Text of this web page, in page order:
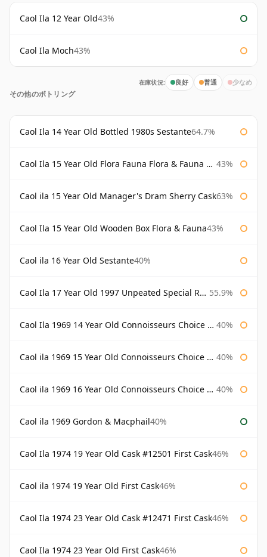
Caol Ila 12 Year Old43%
Caol Ila Moch43%
在庫状況: 良好 普通 少なめ
その他のボトリング
Caol Ila 14 Year Old Bottled 1980s Sestante64.7%
Caol Ila 15 Year Old Flora Fauna Flora & Fauna Flora 43%
Caol ila 15 Year Old Manager's Dram Sherry Cask63%
Caol Ila 15 Year Old Wooden Box Flora & Fauna43%
Caol ila 16 Year Old Sestante40%
Caol Ila 17 Year Old 1997 Unpeated Special Release 2015 55.9%
Caol Ila 1969 14 Year Old Connoisseurs Choice Gordon & Macphail 40%
Caol ila 1969 15 Year Old Connoisseurs Choice Gordon & Macphail 40%
Caol ila 1969 16 Year Old Connoisseurs Choice Gordon & Macphail 40%
Caol ila 1969 Gordon & Macphail40%
Caol Ila 1974 19 Year Old Cask #12501 First Cask46%
Caol ila 1974 19 Year Old First Cask46%
Caol Ila 1974 23 Year Old Cask #12471 First Cask46%
Caol Ila 1974 23 Year Old First Cask46%